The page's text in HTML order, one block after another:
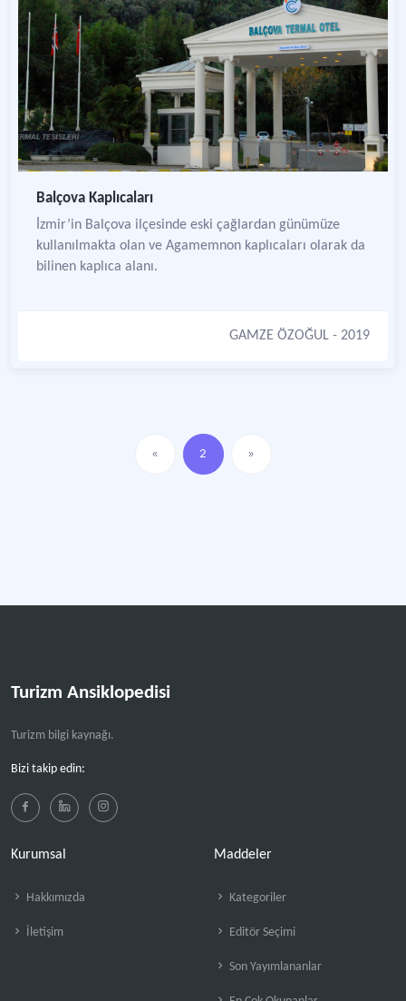
Balçova Kaplıcaları
İzmir’in Balçova ilçesinde eski çağlardan günümüze
kullanılmakta olan ve Agamemnon kaplıcaları olarak da
bilinen kaplıca alanı.
GAMZE ÖZOĞUL - 2019
« 2 »
Turizm Ansiklopedisi
Turizm bilgi kaynağı.
Bizi takip edin:
Kurumsal
Hakkımızda
İletişim
Maddeler
Kategoriler
Editör Seçimi
Son Yayımlananlar